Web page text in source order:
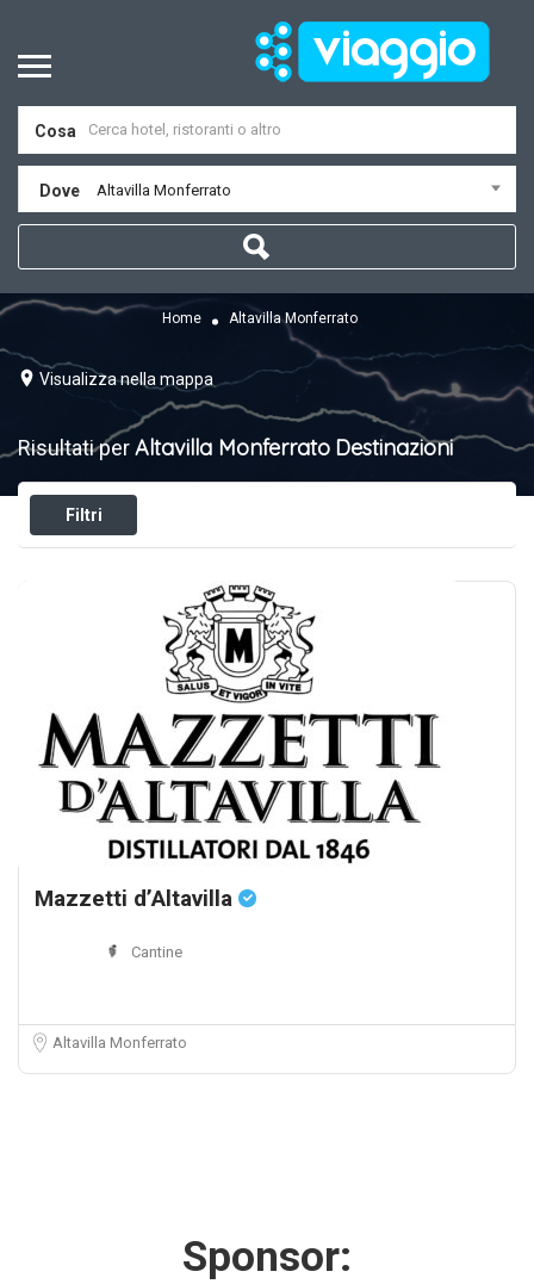
Cosa
Dove Altavilla Monferrato
Home Altavilla Monferrato
Visualizza nella mappa
Risultati perAltavilla Monferrato Destinazioni
Filtri
Mazzetti d’Altavilla
Cantine
Altavilla Monferrato
Sponsor: